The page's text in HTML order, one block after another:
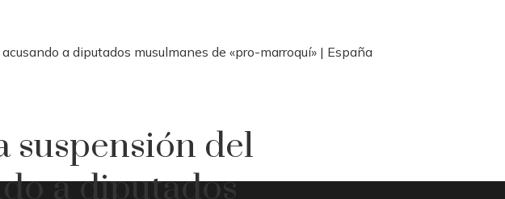
a diputados musulmanes de «pro-marroquí» | España
suspensión del
a diputados